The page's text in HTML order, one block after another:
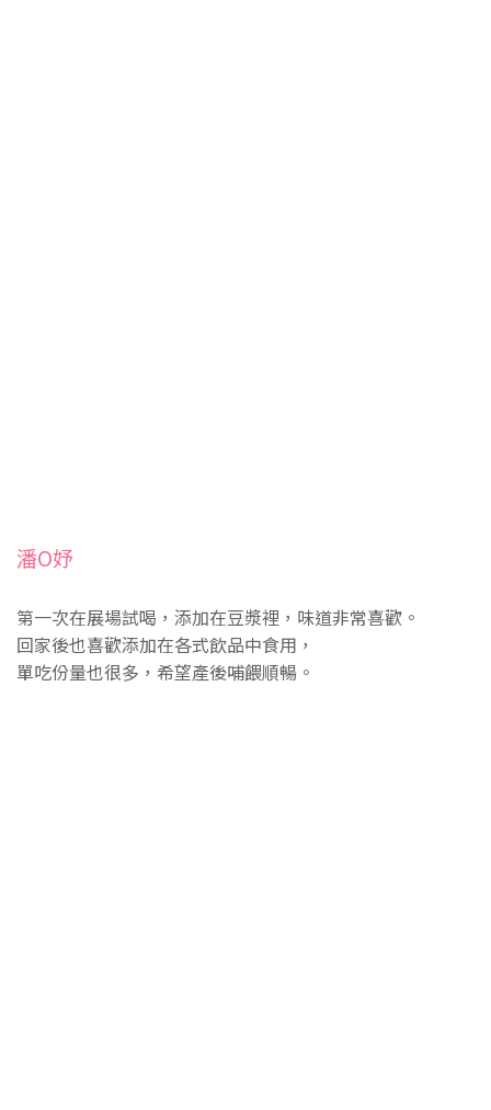
潘O妤
第一次在展場試喝，添加在豆漿裡，味道非常喜歡。
回家後也喜歡添加在各式飲品中食用，
單吃份量也很多，希望產後哺餵順暢。